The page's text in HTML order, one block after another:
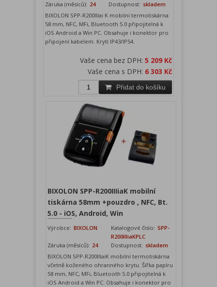
Záruka (měsíců): 24 Dostupnost: skladem
BIXOLON SPP-R200IIIai K mobilní termotiskárna
58 mm, NFC, MFi, Bluetooth 5.0 připojitelná k
iOS Android a Win PC. Obsahuje i konektor pro
připojení kabelem. Krytí IP43/IP54.
Vaše cena bez DPH: 5 209 Kč
Vaše cena s DPH: 6 303 Kč
Přidat do košíku
BIXOLON SPP-R200IIIiaK mobilní
tiskárna 58mm +pouzdro , NFC, Bt.
5.0 - iOS, Android, Win
Výrobce: BIXOLON Katalogové číslo: SPP-
R200IIIiaKPLC
Záruka (měsíců): 24 Dostupnost: skladem
BIXOLON SPP-R200IIIaiK mobilní termotiskárna
včetně koženého ohranného krytu. Šířka papíru
58 mm, NFC, MFi, Bluetooth 5.0 připojitelná k
iOS Android a Win PC. Obsahuje i konektor pro